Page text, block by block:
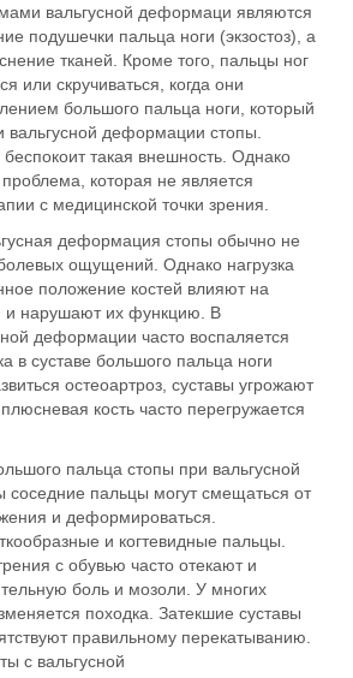
вальгусной деформаци являются
подушечки пальца ноги (экзостоз), а
тканей. Кроме того, пальцы ног
или скручиваться, когда они
большого пальца ноги, который
деформации стопы.
такая внешность. Однако
которая не является
с медицинской точки зрения.
деформация стопы обычно не
ощущений. Однако нагрузка
положение костей влияют на
и нарушают их функцию. В
деформации часто воспаляется
в суставе большого пальца ноги
остеоартроз, суставы угрожают
кость часто перегружается
пальца стопы при вальгусной
пальцы могут смещаться от
и деформироваться.
и когтевидные пальцы.
с обувью часто отекают и
боль и мозоли. У многих
походка. Затекшие суставы
правильному перекатыванию.
с вальгусной